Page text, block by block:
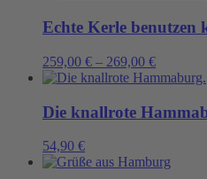
Echte Kerle benutzen
259,00 € – 269,00 €
Die knallrote
54,90 €